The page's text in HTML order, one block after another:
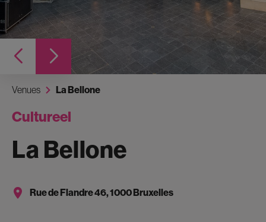
Venues La Bellone
Cultureel
La Bellone
Rue de Flandre 46, 1000 Bruxelles